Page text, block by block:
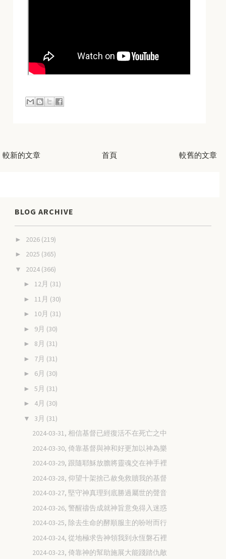
較新的文章 較舊的文章
首頁
BLOG ARCHIVE
► 2026 (219)
► 2025 (365)
▼ 2024 (366)
► 12月 (31)
► 11月 (30)
► 10月 (31)
► 9月 (30)
► 8月 (31)
► 7月 (31)
► 6月 (30)
► 5月 (31)
► 4月 (30)
▼ 3月 (31)
2024-03-31, 相信基督已經復活不在死亡之中
2024-03-30, 倚靠基督與神和好更加以神為樂
2024-03-29, 跟隨耶穌放膽將靈魂交在神手裡
2024-03-28, 仰望十架捨己赦免救贖我的基督
2024-03-27, 堅守神真理到底勝過屬世的聲音
2024-03-26, 警醒禱告成就神旨意免得入迷惑
2024-03-25, 除去生命的酵順服主的吩咐而行
2024-03-24, 從地極求告神領我到永恆磐石裡
2024-03-23, 倚靠神的幫助施展大能踐踏仇敵